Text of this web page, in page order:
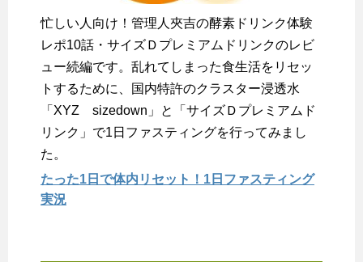
忙しい人向け！管理人夾吉の酵素ドリンク体験
レポ10話・サイズＤプレミアムドリンクのレビ
ュー続編です。乱れてしまった食生活をリセッ
トするために、国内特許のクラスター浸透水
「XYZ sizedown」と「サイズＤプレミアムド
リンク」で1日ファスティングを行ってみまし
た。
たった1日で体内リセット！1日ファスティング
実況